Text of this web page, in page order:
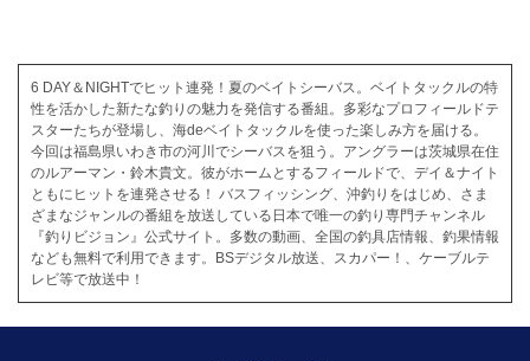
6 DAY＆NIGHTでヒット連発！夏のベイトシーバス。ベイトタックルの特
性を活かした新たな釣りの魅力を発信する番組。多彩なプロフィールドテ
スターたちが登場し、海deベイトタックルを使った楽しみ方を届ける。
今回は福島県いわき市の河川でシーバスを狙う。アングラーは茨城県在住
のルアーマン・鈴木貴文。彼がホームとするフィールドで、デイ＆ナイト
ともにヒットを連発させる！ バスフィッシング、沖釣りをはじめ、さま
ざまなジャンルの番組を放送している日本で唯一の釣り専門チャンネル
『釣りビジョン』公式サイト。多数の動画、全国の釣具店情報、釣果情報
なども無料で利用できます。BSデジタル放送、スカパー！、ケーブルテ
レビ等で放送中！